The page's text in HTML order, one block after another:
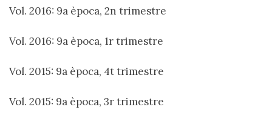
Vol. 2016: 9a època, 2n trimestre
Vol. 2016: 9a època, 1r trimestre
Vol. 2015: 9a època, 4t trimestre
Vol. 2015: 9a època, 3r trimestre